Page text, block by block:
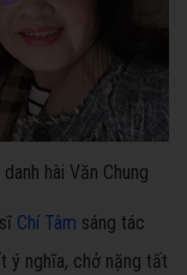
hài Văn Chung
Chí Tâm sáng tác
ý nghĩa, chở nặng tất